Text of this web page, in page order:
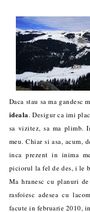
Daca stau sa ma gandesc
ideala. Desigur ca imi
sa vizitez, sa ma plimb.
meu. Chiar si asa, acum,
inca prezent in inima
piciorul la fel de des, i le
Ma hranesc cu planuri
rasfoiesc adesea cu
facute in februarie 2010,